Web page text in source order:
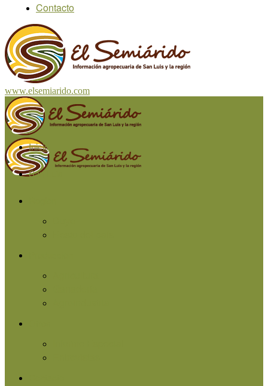
Contacto
www.elsemiarido.com
Inicio
San Luis